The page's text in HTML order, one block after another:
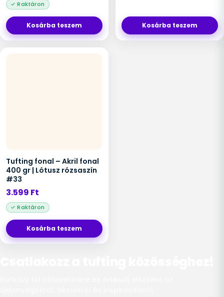
Kosárba teszem Kosárba teszem
Tufting fonal – Akril fonal
400 gr | Lótusz rózsaszín
#33
3.599 Ft
Kosárba teszem